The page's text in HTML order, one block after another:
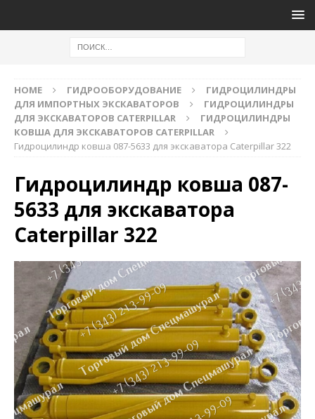
HOME ГИДРООБОРУДОВАНИЕ
ГИДРОЦИЛИНДРЫ
ДЛЯ ИМПОРТНЫХ ЭКСКАВАТОРОВ
ГИДРОЦИЛИНДРЫ
ДЛЯ ЭКСКАВАТОРОВ CATERPILLAR
ГИДРОЦИЛИНДРЫ
КОВША ДЛЯ ЭКСКАВАТОРОВ CATERPILLAR
Гидроцилиндр ковша 087-5633 для экскаватора Caterpillar 322
Гидроцилиндр ковша 087-
5633 для экскаватора
Caterpillar 322